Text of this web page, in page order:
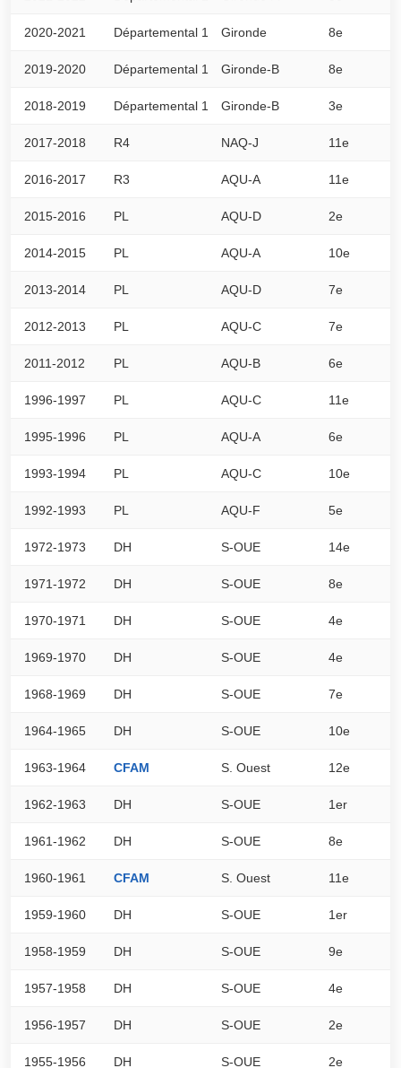
2020-2021 Départemental 1 Gironde 8e
2019-2020 Départemental 1 Gironde-B 8e
2018-2019 Départemental 1 Gironde-B 3e
2017-2018 R4 NAQ-J 11e
2016-2017 R3 AQU-A 11e
2015-2016 PL AQU-D 2e
2014-2015 PL AQU-A 10e
2013-2014 PL AQU-D 7e
2012-2013 PL AQU-C 7e
2011-2012 PL AQU-B 6e
1996-1997 PL AQU-C 11e
1995-1996 PL AQU-A 6e
1993-1994 PL AQU-C 10e
1992-1993 PL AQU-F 5e
1972-1973 DH S-OUE 14e
1971-1972 DH S-OUE 8e
1970-1971 DH S-OUE 4e
1969-1970 DH S-OUE 4e
1968-1969 DH S-OUE 7e
1964-1965 DH S-OUE 10e
1963-1964 CFAM S. Ouest 12e
1962-1963 DH S-OUE 1er
1961-1962 DH S-OUE 8e
1960-1961 CFAM S. Ouest 11e
1959-1960 DH S-OUE 1er
1958-1959 DH S-OUE 9e
1957-1958 DH S-OUE 4e
1956-1957 DH S-OUE 2e
1955-1956 DH S-OUE 2e